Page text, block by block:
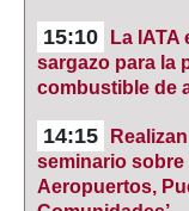
15:10
La IATA
sargazo para la
combustible de
14:15
seminario sobre
Aeropuertos,